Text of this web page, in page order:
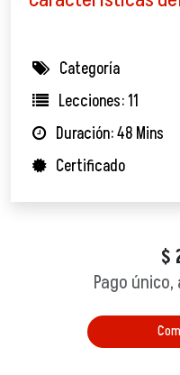
Categoría
Lecciones: 11
Duración: 48 Mins
Certificado
$
Pago